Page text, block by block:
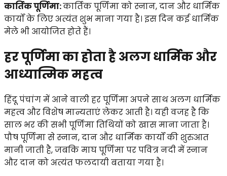
कार्तिक पूर्णिमा:कार्तिक पूर्णिमा को स्नान, दान और धार्मिक
कार्यों के लिए अत्यंत शुभ माना गया है। इस दिन कई धार्मिक
मेले भी आयोजित होते हैं।
हर पूर्णिमा का होता है अलग धार्मिक और
आध्यात्मिक महत्व
हिंदू पंचांग में आने वाली हर पूर्णिमा अपने साथ अलग धार्मिक
महत्व और विशेष मान्यताएं लेकर आती है। यही वजह है कि
साल भर की सभी पूर्णिमा तिथियों को खास माना जाता है।
पौष पूर्णिमा से स्नान, दान और धार्मिक कार्यों की शुरुआत
मानी जाती है, जबकि माघ पूर्णिमा पर पवित्र नदी में स्नान
और दान को अत्यंत फलदायी बताया गया है।